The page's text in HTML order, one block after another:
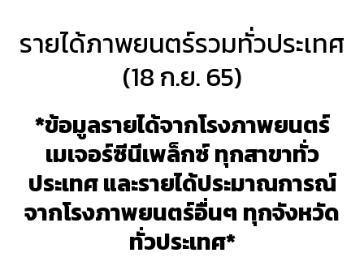
รายได้ภาพยนตร์รวมทั่วประเทศ
(18 ก.ย. 65)
*ข้อมูลรายได้จากโรงภาพยนตร์
เมเจอร์ซีนีเพล็กซ์ ทุกสาขาทั่ว
ประเทศและรายได้ประมาณการณ์
จากโรงภาพยนตร์อื่นๆ ทุกจังหวัด
ทั่วประเทศ*